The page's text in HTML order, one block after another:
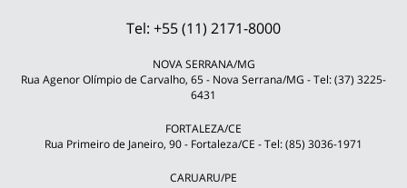
Tel: +55 (11) 2171-8000
NOVA SERRANA/MG
Rua Agenor Olímpio de Carvalho, 65 - Nova Serrana/MG - Tel: (37) 3225-
6431
FORTALEZA/CE
Rua Primeiro de Janeiro, 90 - Fortaleza/CE - Tel: (85) 3036-1971
CARUARU/PE